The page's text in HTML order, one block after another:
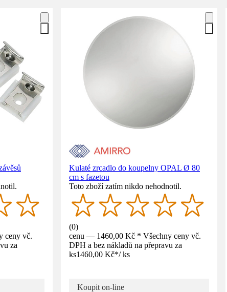
ceny vč.
za
Kulaté zrcadlo do koupelny OPAL Ø 80
cm s fazetou
Toto zboží zatím nikdo nehodnotil.
(0)
cenu — 1460,00 Kč * Všechny ceny vč.
DPH a bez nákladů na přepravu za
ks1460,00 Kč*/ ks
Koupit on-line